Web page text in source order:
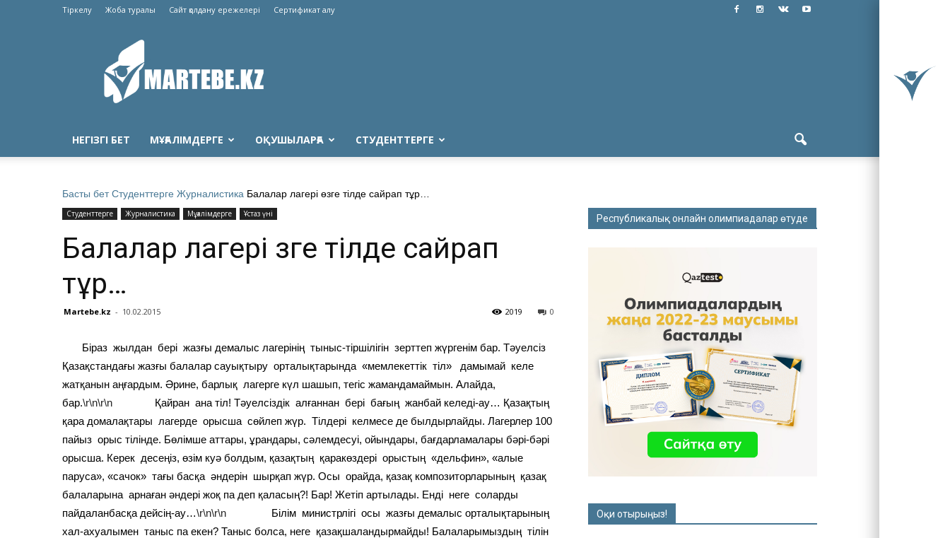
Тіркелу Жоба туралы Сайт қолдану ережелері Сертификат алу
Martebe.kz
білім
сайты
НЕГІЗГІ БЕТ МҰҒАЛІМДЕРГЕ ОҚУШЫЛАРҒА СТУДЕНТТЕРГЕ
Басты бет Студенттерге Журналистика Балалар лагері өзге тілде сайрап тұр…
Студенттерге Журналистика Мұғалімдерге Ұстаз үні
Балалар лагері өзге тілде сайрап
тұр…
Martebe.kz - 10.02.2015 0
2019
Біраз жылдан бері жазғы демалыс лагерінің тыныс-тіршілігін зерттеп жүргенім бар. Тәуелсіз
Қазақстандағы жазғы балалар сауықтыру орталықтарында «мемлекеттік тіл» дамымай келе
жатқанын аңғардым. Әрине, барлық лагерге күл шашып, тегіс жамандамаймын. Алайда,
бар.\r\n\r\n Қайран ана тіл! Тәуелсіздік алғаннан бері бағың жанбай келеді-ау… Қазақтың
қара домалақтары лагерде орысша сөйлеп жүр. Тілдері келмесе де былдырлайды. Лагерлер 100
пайыз орыс тілінде. Бөлімше аттары, ұрандары, сәлемдесуі, ойындары, бағдарламалары бәрі-бәрі
орысша. Керек десеңіз, өзім куә болдым, қазақтың қаракөздері орыстың «дельфин», «алые
паруса», «сачок» тағы басқа әндерін шырқап жүр. Осы орайда, қазақ композиторларының қазақ
балаларына арнаған әндері жоқ па деп қаласың?! Бар! Жетіп артылады. Енді неге соларды
пайдаланбасқа дейсің-ау…\r\n\r\n Білім министрлігі осы жазғы демалыс орталықтарының
хал-ахуалымен таныс па екен? Таныс болса, неге қазақшаландырмайды! Балаларымыздың тілін
Республикалық онлайн олимпиадалар өтуде
Оқи отырыңыз!